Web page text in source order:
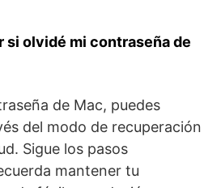
si olvidé mi contraseña de
de Mac, ‌puedes‌
del modo‍ de recuperación
Sigue los⁣ pasos
mantener tu